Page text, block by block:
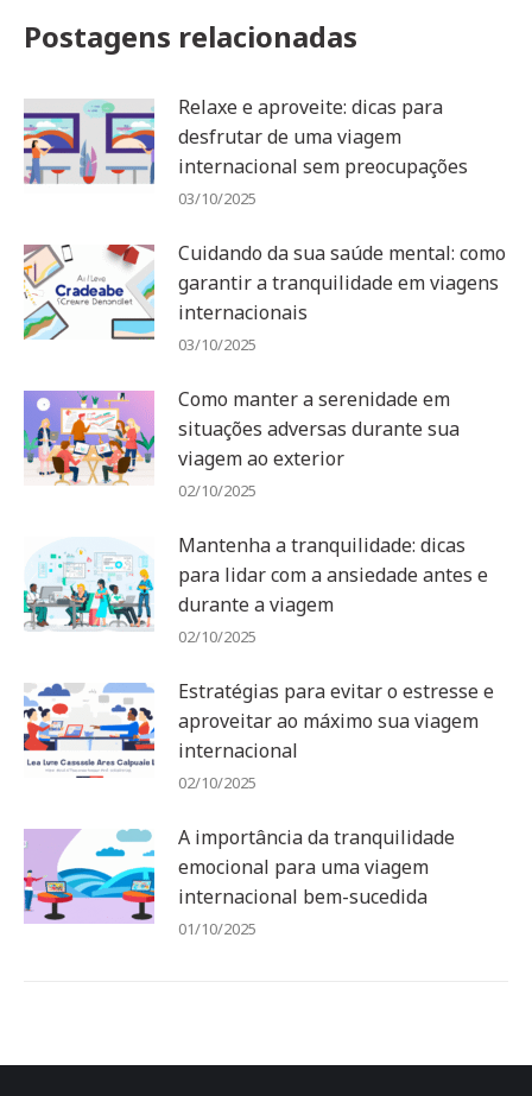
Postagens relacionadas
Relaxe e aproveite: dicas para
desfrutar de uma viagem
internacional sem preocupações
03/10/2025
Cuidando da sua saúde mental: como
garantir a tranquilidade em viagens
internacionais
03/10/2025
Como manter a serenidade em
situações adversas durante sua
viagem ao exterior
02/10/2025
Mantenha a tranquilidade: dicas
para lidar com a ansiedade antes e
durante a viagem
02/10/2025
Estratégias para evitar o estresse e
aproveitar ao máximo sua viagem
internacional
02/10/2025
A importância da tranquilidade
emocional para uma viagem
internacional bem-sucedida
01/10/2025